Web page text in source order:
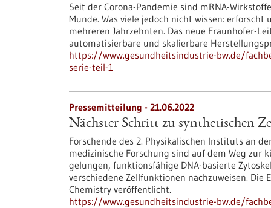
Seit der Corona-Pandemie sind mRNA-
Munde. Was viele jedoch nicht wissen:
mehreren Jahrzehnten. Das neue Fraunhofer-
automatisierbare und skalierbare
https://www.gesundheitsindustrie-bw.de/
serie-teil-1
Pressemitteilung - 21.06.2022
Nächster Schritt zu synthetischen
Forschende des 2. Physikalischen Instituts an
medizinische Forschung sind auf dem Weg zur
gelungen, funktionsfähige DNA-basierte
verschiedene Zellfunktionen nachzuweisen.
Chemistry veröffentlicht.
https://www.gesundheitsindustrie-bw.de/